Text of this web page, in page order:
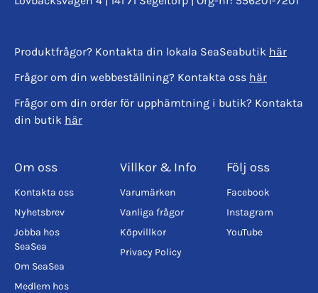
Produktfrågor? Kontakta din lokala SeaSeabutik här
Frågor om din webbeställning? Kontakta oss här
Frågor om din order för upphämtning i butik? Kontakta
din butik här
Om oss
Kontakta oss
Nyhetsbrev
Jobba hos
SeaSea
Om SeaSea
Medlem hos
Villkor & Info
Varumärken
Vanliga frågor
Köpvillkor
Privacy Policy
Följ oss
Facebook
Instagram
YouTube